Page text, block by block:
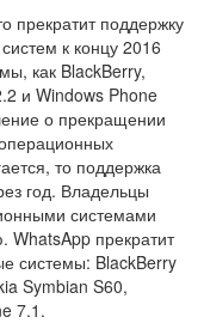
прекратит поддержку
к концу 2016
как BlackBerry,
и Windows Phone
о прекращении
то поддержка
год. Владельцы
системами
WhatsApp прекратит
системы: BlackBerry
Symbian S60,
7.1.